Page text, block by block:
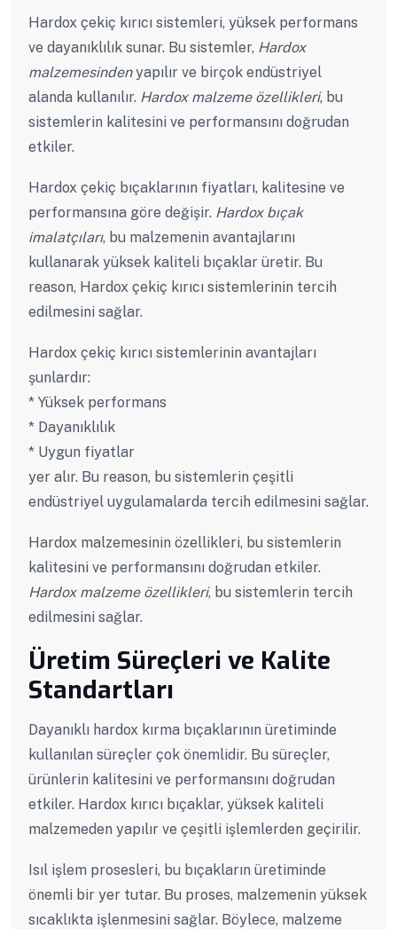
Hardox çekiç kırıcı sistemleri, yüksek performans
ve dayanıklılık sunar. Bu sistemler, Hardox
malzemesindenyapılır ve birçok endüstriyel
alanda kullanılır. Hardox malzeme özellikleri, bu
sistemlerin kalitesini ve performansını doğrudan
etkiler.
Hardox çekiç bıçaklarının fiyatları, kalitesine ve
performansına göre değişir. Hardox bıçak
imalatçıları, bu malzemenin avantajlarını
kullanarak yüksek kaliteli bıçaklar üretir. Bu
reason, Hardox çekiç kırıcı sistemlerinin tercih
edilmesini sağlar.
Hardox çekiç kırıcı sistemlerinin avantajları
şunlardır:
* Yüksek performans
* Dayanıklılık
* Uygun fiyatlar
yer alır. Bu reason, bu sistemlerin çeşitli
endüstriyel uygulamalarda tercih edilmesini sağlar.
Hardox malzemesinin özellikleri, bu sistemlerin
kalitesini ve performansını doğrudan etkiler.
Hardox malzeme özellikleri, bu sistemlerin tercih
edilmesini sağlar.
Üretim Süreçleri ve Kalite
Standartları
Dayanıklı hardox kırma bıçaklarının üretiminde
kullanılan süreçler çok önemlidir. Bu süreçler,
ürünlerin kalitesini ve performansını doğrudan
etkiler. Hardox kırıcı bıçaklar, yüksek kaliteli
malzemeden yapılır ve çeşitli işlemlerden geçirilir.
Isıl işlem prosesleri, bu bıçakların üretiminde
önemli bir yer tutar. Bu proses, malzemenin yüksek
sıcaklıkta işlenmesini sağlar. Böylece, malzeme